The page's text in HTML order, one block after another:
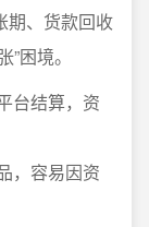
期、货款回收
困境。
台结算，资
，容易因资